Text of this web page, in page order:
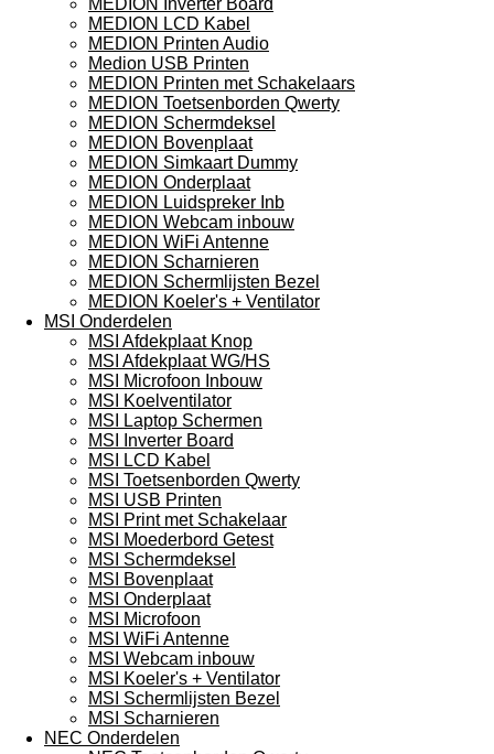
MEDION Inverter Board
MEDION LCD Kabel
MEDION Printen Audio
Medion USB Printen
MEDION Printen met Schakelaars
MEDION Toetsenborden Qwerty
MEDION Schermdeksel
MEDION Bovenplaat
MEDION Simkaart Dummy
MEDION Onderplaat
MEDION Luidspreker Inb
MEDION Webcam inbouw
MEDION WiFi Antenne
MEDION Scharnieren
MEDION Schermlijsten Bezel
MEDION Koeler's + Ventilator
MSI Onderdelen
MSI Afdekplaat Knop
MSI Afdekplaat WG/HS
MSI Microfoon Inbouw
MSI Koelventilator
MSI Laptop Schermen
MSI Inverter Board
MSI LCD Kabel
MSI Toetsenborden Qwerty
MSI USB Printen
MSI Print met Schakelaar
MSI Moederbord Getest
MSI Schermdeksel
MSI Bovenplaat
MSI Onderplaat
MSI Microfoon
MSI WiFi Antenne
MSI Webcam inbouw
MSI Koeler's + Ventilator
MSI Schermlijsten Bezel
MSI Scharnieren
NEC Onderdelen